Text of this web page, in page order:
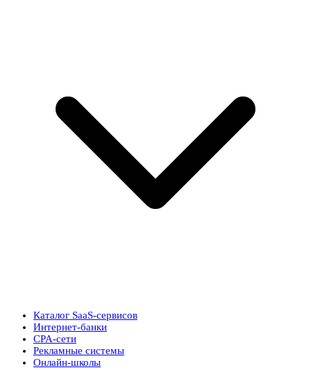
Каталог SaaS-сервисов
Интернет-банки
CPA-сети
Рекламные системы
Онлайн-школы